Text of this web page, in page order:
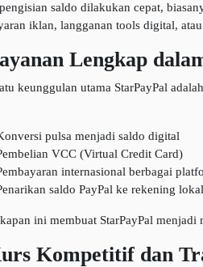
saldo dilakukan cepat,
iklan, langganan tools digital,
Lengkap
keunggulan utama StarPayPal
pulsa menjadi saldo digital
VCC (Virtual Credit Card)
internasional berbagai
saldo PayPal ke rekening lokal
ini membuat StarPayPal
Kompetitif dan